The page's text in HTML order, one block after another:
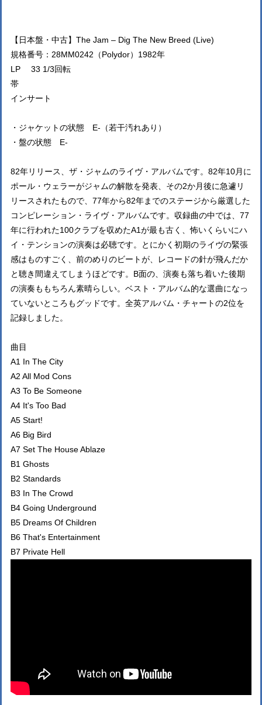
【日本盤・中古】The Jam – Dig The New Breed (Live)
規格番号：28MM0242（Polydor）1982年
LP 33 1/3回転
帯
インサート
・ジャケットの状態 E-（若干汚れあり）
・盤の状態 E-
82年リリース、ザ・ジャムのライヴ・アルバムです。82年10月に
ポール・ウェラーがジャムの解散を発表、その2か月後に急遽リ
リースされたもので、77年から82年までのステージから厳選した
コンピレーション・ライヴ・アルバムです。収録曲の中では、77
年に行われた100クラブを収めたA1が最も古く、怖いくらいにハ
イ・テンションの演奏は必聴です。とにかく初期のライヴの緊張
感はものすごく、前のめりのビートが、レコードの針が飛んだか
と聴き間違えてしまうほどです。B面の、演奏も落ち着いた後期
の演奏ももちろん素晴らしい。ベスト・アルバム的な選曲になっ
ていないところもグッドです。全英アルバム・チャートの2位を
記録しました。
曲目
A1 In The City
A2 All Mod Cons
A3 To Be Someone
A4 It's Too Bad
A5 Start!
A6 Big Bird
A7 Set The House Ablaze
B1 Ghosts
B2 Standards
B3 In The Crowd
B4 Going Underground
B5 Dreams Of Children
B6 That's Entertainment
B7 Private Hell